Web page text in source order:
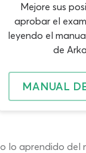
Mejore sus
aprobar el
leyendo el
de
MANUAL
lo aprendido del